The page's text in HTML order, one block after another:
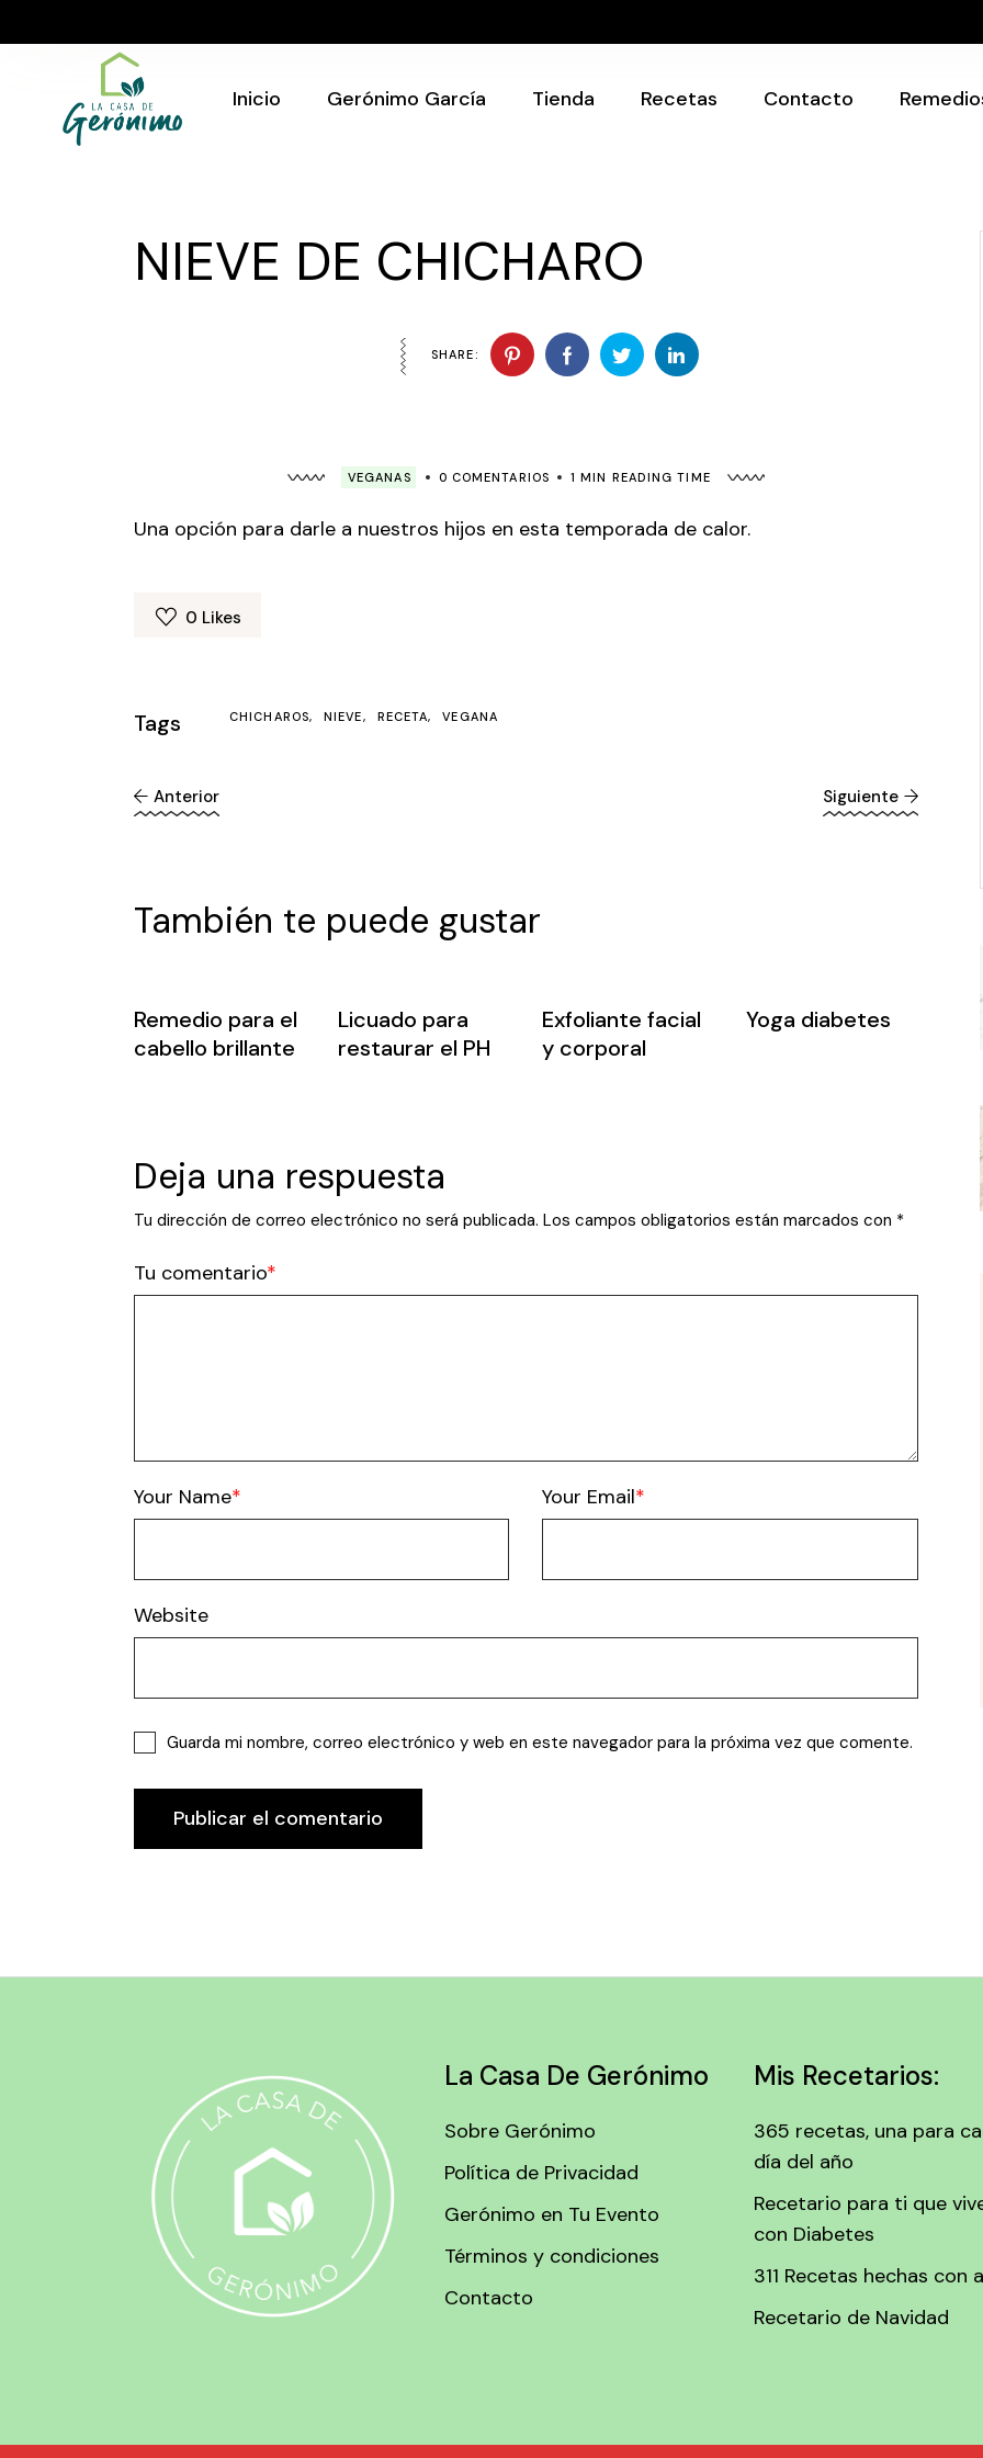
the
Inicio
Gerónimo García
evento
Tienda Recetas Contacto
evento
NIEVE DE CHICHARO
SHARE:
VEGANAS 0 COMENTARIOS 1 MIN READING TIME
Una opción para darle a nuestros hijos en esta temporada de calor.
0 Likes
Tags CHICHAROS NIEVE RECETA VEGANA
Anterior Siguiente
También te puede gustar
Remedio para el
cabello brillante
Licuado para
restaurar el PH
Exfoliante facial
y corporal
Yoga diabetes
Deja una respuesta
Tu dirección de correo electrónico no será publicada. Los campos obligatorios están marcados con *
Tu comentario
Your Name Your Email
Website
Guarda mi nombre, correo electrónico y web en este navegador para la próxima vez que comente.
Publicar el comentario
La Casa De Gerónimo
Sobre Gerónimo
Política de Privacidad
Gerónimo en Tu Evento
Términos y condiciones
Contacto
Mis Recetarios:
365 recetas, una para
día del año
Recetario para ti que
con Diabetes
311 Recetas hechas con
Recetario de Navidad